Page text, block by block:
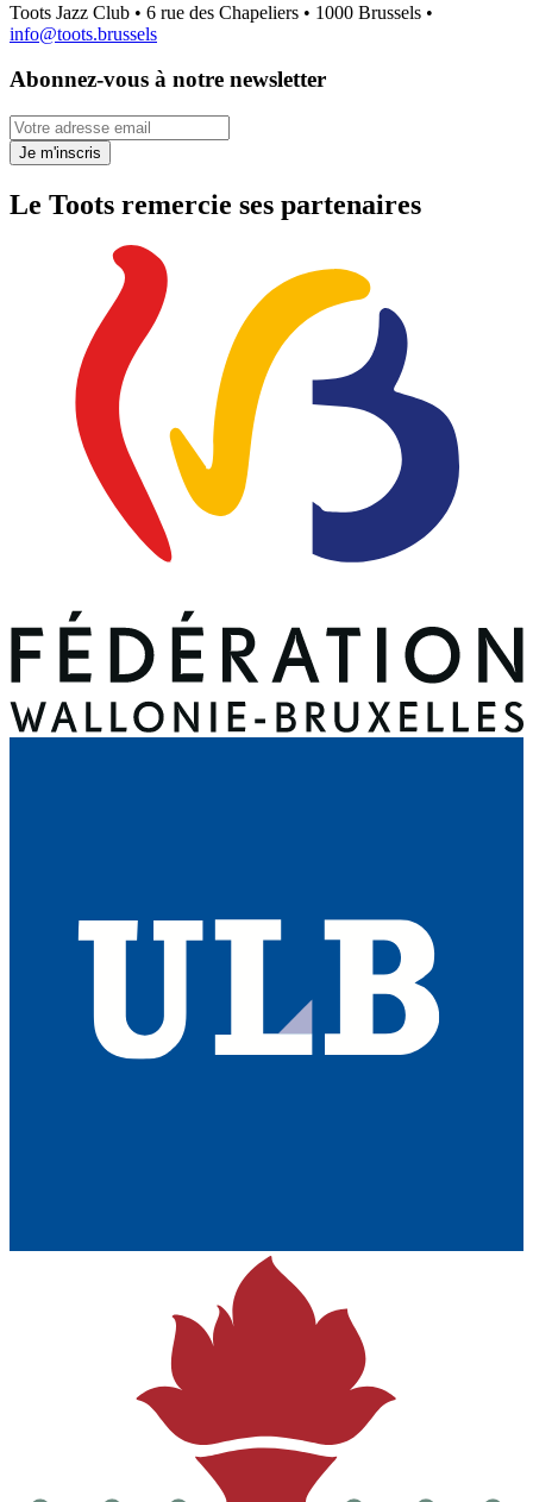
Toots Jazz Club • 6 rue des Chapeliers • 1000 Brussels •
info@toots.brussels
Abonnez-vous à notre newsletter
Votre adresse email
Je m'inscris
Le Toots remercie ses partenaires